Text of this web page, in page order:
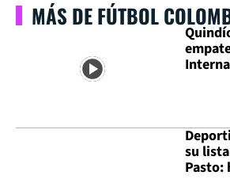
MÁS DE FÚTBOL
su
Pasto: